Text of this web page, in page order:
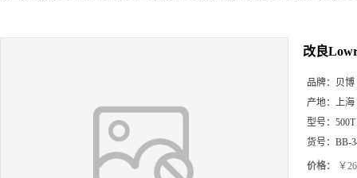
改良
品牌： 贝博
产地： 上海
型号： 500T
货号： BB-
价格： ￥